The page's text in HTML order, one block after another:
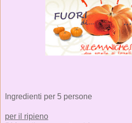
Ingredienti per 5 persone
per il ripieno